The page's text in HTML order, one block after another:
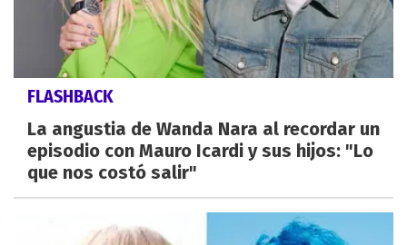
FLASHBACK
La angustia de Wanda Nara al recordar un
episodio con Mauro Icardi y sus hijos: "Lo
que nos costó salir"